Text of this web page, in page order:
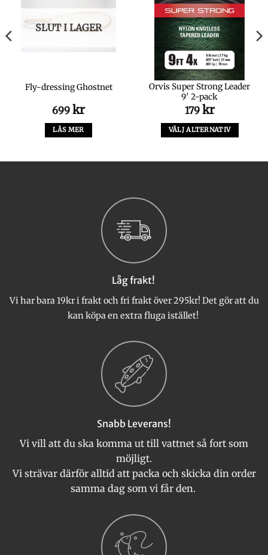
SLUT I LAGER
Fly-dressing Ghostnet
699 kr
LÄS MER
Orvis Super Strong Leader
9′ 2-pack
179 kr
VÄLJ ALTERNATIV
produktsidan
Låg frakt!
Vi har bara 19kr i frakt och fri frakt över 295kr! Det gör att du
kan köpa en extra fluga istället!
Snabb Leverans!
Vi vill att du ska komma ut till vattnet så fort som
möjligt.
Vi strävar därför alltid att packa och skicka din order
samma dag som vi får den.